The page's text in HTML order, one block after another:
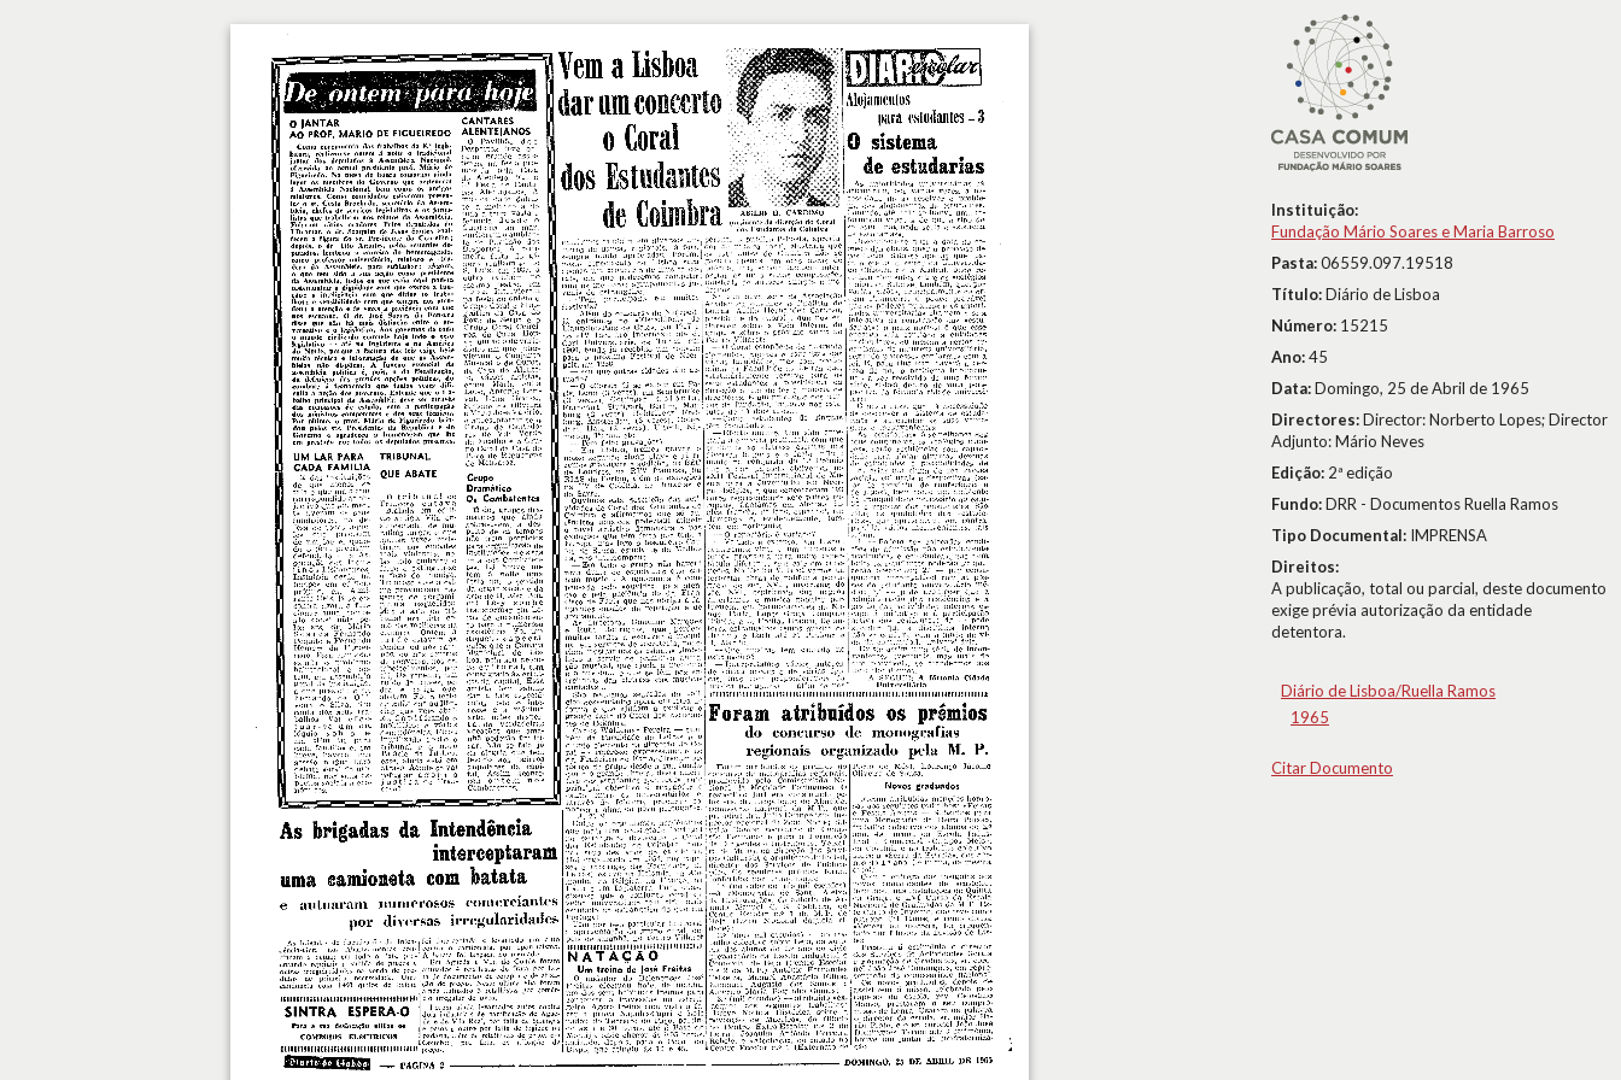
Instituição:
Fundação Mário Soares e Maria Barroso
Pasta:06559.097.19518
Título:Diário de Lisboa
Número: 15215
Ano:45
Data:Domingo, 25 de Abril de 1965
Directores:Director: Norberto Lopes; Director
Adjunto: Mário Neves
Edição: 2ª edição
Fundo:DRR - Documentos Ruella Ramos
Tipo Documental: IMPRENSA
Direitos:
A publicação, total ou parcial, deste documento
exige prévia autorização da entidade
detentora.
Diário de Lisboa/Ruella Ramos
1965
Citar Documento